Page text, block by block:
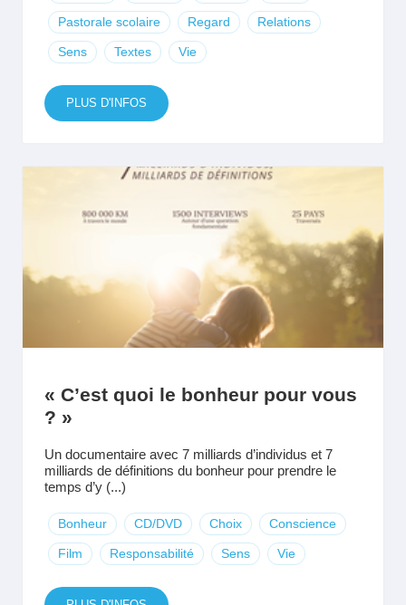
Pastorale scolaire Regard Relations
Sens Textes Vie
PLUS D'INFOS
« C’est quoi le bonheur pour vous
? »
Un documentaire avec 7 milliards d’individus et 7
milliards de définitions du bonheur pour prendre le
temps d’y (...)
Bonheur CD/DVD Choix Conscience
Film Responsabilité Sens Vie